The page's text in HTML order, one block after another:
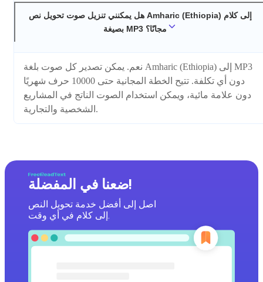
هل يمكنني تنزيل صوت تحويل نص Amharic (Ethiopia) إلى كلام
بصيغة MP3 مجانًا؟
نعم. يمكن تصدير كل صوت بلغة Amharic (Ethiopia) إلى MP3
دون أي تكلفة. تتيح الخطة المجانية حتى 10000 حرف شهريًا
دون علامة مائية، ويمكن استخدام الصوت الناتج في المشاريع
الشخصية والتجارية.
ضعنا في المفضلة!
اصل إلى أفضل خدمة تحويل النص
إلى كلام في أي وقت.